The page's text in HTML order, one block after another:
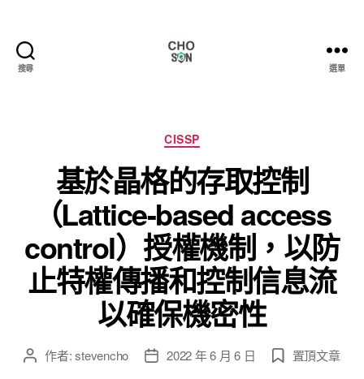
搜尋
大
小
事
選單
分
類
CISSP
基於晶格的存取控制
（Lattice-based access
control）授權機制，以防
止特權傳播和控制信息流
以確保機密性
文 作者:stevencho
文 2022 年 6 月 6 日 置頂文章